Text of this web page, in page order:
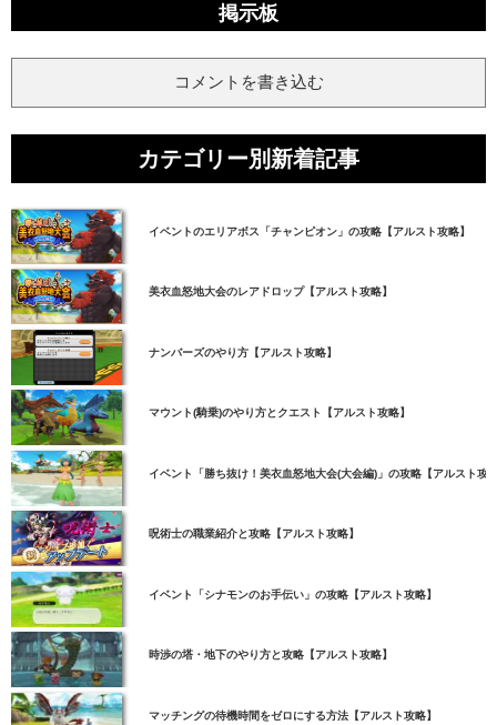
掲示板
コメントを書き込む
カテゴリー別新着記事
イベントのエリアボス「チャンピオン」の攻略【アルスト攻略】
美衣血怒地大会のレアドロップ【アルスト攻略】
ナンバーズのやり方【アルスト攻略】
マウント(騎乗)のやり方とクエスト【アルスト攻略】
イベント「勝ち抜け！美衣血怒地大会(大会編)」の攻略【アルスト攻
呪術士の職業紹介と攻略【アルスト攻略】
イベント「シナモンのお手伝い」の攻略【アルスト攻略】
時渉の塔・地下のやり方と攻略【アルスト攻略】
マッチングの待機時間をゼロにする方法【アルスト攻略】